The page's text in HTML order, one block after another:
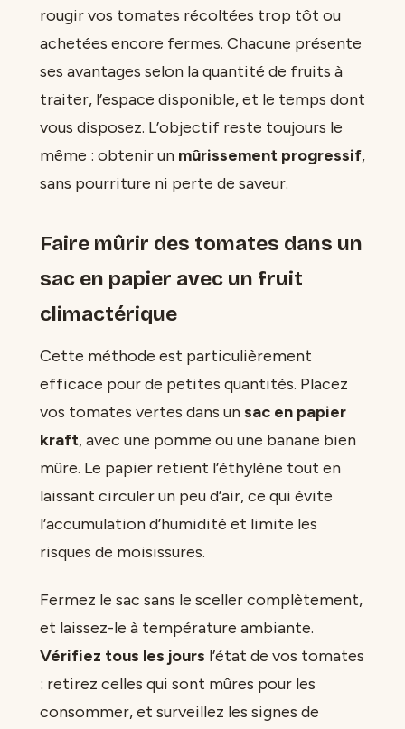
rougir vos tomates récoltées trop tôt ou
achetées encore fermes. Chacune présente
ses avantages selon la quantité de fruits à
traiter, l’espace disponible, et le temps dont
vous disposez. L’objectif reste toujours le
même : obtenir un mûrissement progressif,
sans pourriture ni perte de saveur.
Faire mûrir des tomates dans un
sac en papier avec un fruit
climactérique
Cette méthode est particulièrement
efficace pour de petites quantités. Placez
vos tomates vertes dans unsac en papier
kraft, avec une pomme ou une banane bien
mûre. Le papier retient l’éthylène tout en
laissant circuler un peu d’air, ce qui évite
l’accumulation d’humidité et limite les
risques de moisissures.
Fermez le sac sans le sceller complètement,
et laissez-le à température ambiante.
Vérifiez tous les jours l’état de vos tomates
: retirez celles qui sont mûres pour les
consommer, et surveillez les signes de